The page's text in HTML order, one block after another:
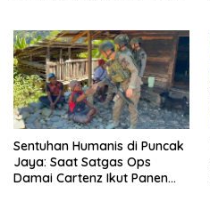
Sentuhan Humanis di Puncak
Jaya: Saat Satgas Ops
Damai Cartenz Ikut Panen